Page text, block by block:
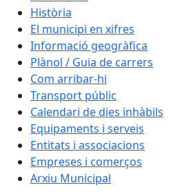
Història
El municipi en xifres
Informació geogràfica
Plànol / Guia de carrers
Com arribar-hi
Transport públic
Calendari de dies inhàbils
Equipaments i serveis
Entitats i associacions
Empreses i comerços
Arxiu Municipal